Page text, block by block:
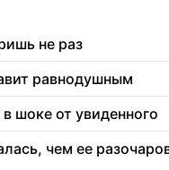
не раз
равнодушным
шоке от увиденного
чем ее